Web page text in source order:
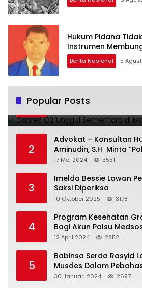
Hukum Pidana
Instrumen
Berita Nasional 5
Popular Posts
1 Capres O2 Unggul
2
Advokat – Konsultan
Aminudin, S.H Minta
Tuntaskan Kasus Vina”
17 Mei 2024 3551
3
Imelda Bessie Lawan
Saksi Diperiksa
10 Oktober 2025 3178
4
Program Kesehatan
Bagi Akun Palsu
12 April 2024 2852
5
Babinsa Serda Rasyid Lasim Hadiri Rapat
Musdes Dalam Pebahasan RAPBDES
Bereliku 2024
30 Januari 2024 2697